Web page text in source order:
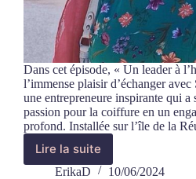
Dans cet épisode, « Un leader à
l’immense plaisir d’échanger avec
une entrepreneure inspirante qui a
passion pour la coiffure en un
profond. Installée sur l’île de la
Lire la suite
Un
leader
ErikaD 10/06/2024